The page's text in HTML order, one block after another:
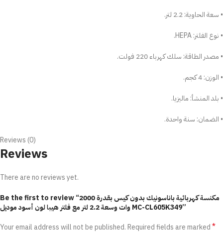
• سعة الحاوية: 2.2 لتر.
• نوع الفلتر: HEPA.
• مصدر الطاقة: سلك كهرباء 220 فولت.
• الوزن: 4 كجم.
• بلد المنشأ: ماليزيا.
• الضمان: سنة واحدة.
Reviews (0)
Reviews
There are no reviews yet.
Be the first to review “مكنسة كهربائية باناسونيك بدون كيس بقدرة 2000
وات وسعة 2.2 لتر مع فلتر هيبا لون أسود موديل MC-CL605K349”
Your email address will not be published.Required fields are marked*